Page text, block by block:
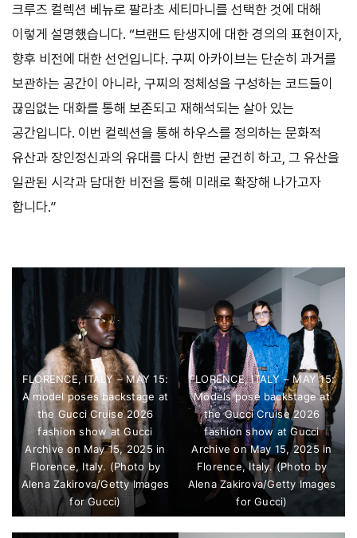
크루즈 컬렉션 베뉴로 팔라초 세티마니를 선택한 것에 대해
이렇게 설명했습니다. “브랜드 탄생지에 대한 경의의 표현이자,
향후 비전에 대한 선언입니다. 구찌 아카이브는 단순히 과거를
보관하는 공간이 아니라, 구찌의 정체성을 구성하는 코드들이
끊임없는 대화를 통해 보존되고 재해석되는 살아 있는
공간입니다. 이번 컬렉션을 통해 하우스를 정의하는 문화적
유산과 장인정신과의 유대를 다시 한번 굳건히 하고, 그 유산을
일관된 시각과 담대한 비전을 통해 미래로 확장해 나가고자
합니다.”
FLORENCE, ITALY – MAY 15:
A model poses backstage at
the Gucci Cruise 2026
fashion show at Gucci
Archive on May 15, 2025 in
Florence, Italy. (Photo by
Alena Zakirova/Getty Images
for Gucci)
FLORENCE, ITALY – MAY 15:
Models pose backstage at
the Gucci Cruise 2026
fashion show at Gucci
Archive on May 15, 2025 in
Florence, Italy. (Photo by
Alena Zakirova/Getty Images
for Gucci)